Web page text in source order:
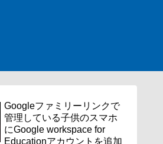
Googleファミリーリンクで
管理している子供のスマホ
にGoogle workspace for
Educationアカウントを追加